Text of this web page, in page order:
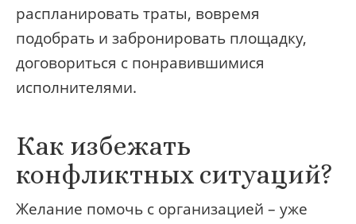
распланировать траты, вовремя
подобрать и забронировать площадку,
договориться с понравившимися
исполнителями.
Как избежать
конфликтных ситуаций?
Желание помочь с организацией – уже